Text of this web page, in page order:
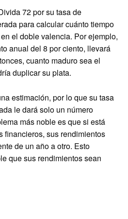
72 por su tasa de
para calcular cuánto tiempo
el doble valencia. Por ejemplo,
anual del 8 por ciento, llevará
cuanto maduro sea el
duplicar su plata.
estimación, por lo que su tasa
le dará solo un número
más noble es que si está
financieros, sus rendimientos
de un año a otro. Esto
que sus rendimientos sean